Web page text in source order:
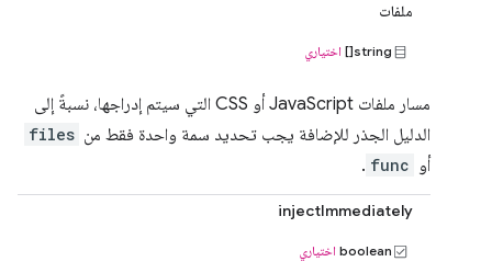
ملفات
string[] اختياري
مسار ملفات JavaScript أو CSS التي سيتم إدراجها، نسبةً إلى
الدليل الجذر للإضافة يجب تحديد سمة واحدة فقط من files
أو func
.
injectImmediately
boolean اختياري